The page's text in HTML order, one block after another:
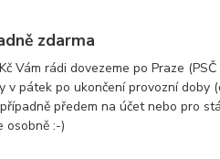
zdarma
Vám rádi dovezeme po Praze
v pátek po ukončení provozní doby
předem na účet nebo pro
osobně :-)